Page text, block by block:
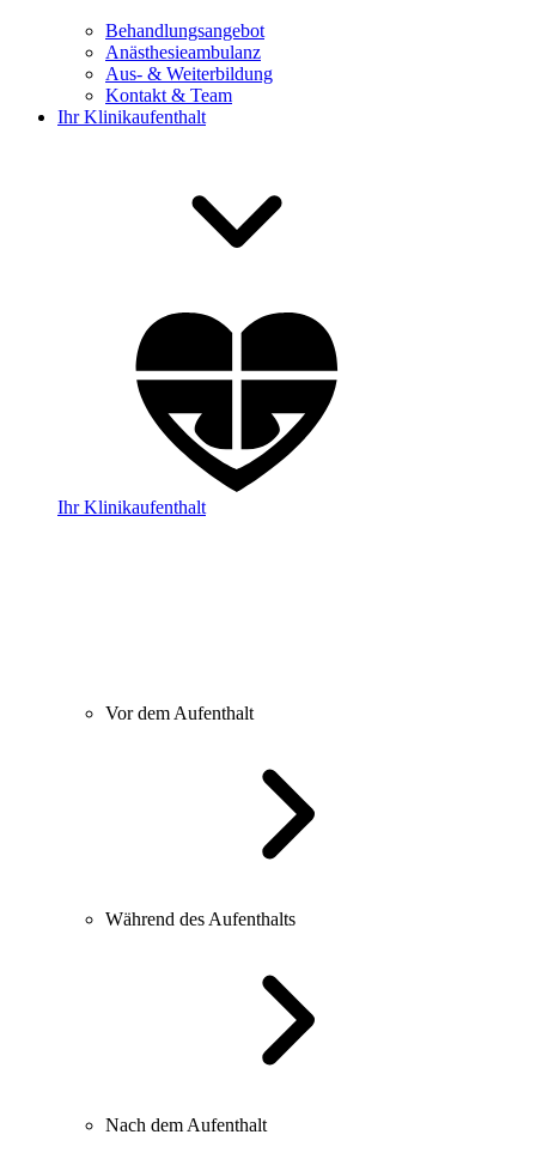
Behandlungsangebot
Anästhesieambulanz
Aus- & Weiterbildung
Kontakt & Team
Ihr Klinikaufenthalt
Ihr Klinikaufenthalt
Vor dem Aufenthalt
Während des Aufenthalts
Nach dem Aufenthalt